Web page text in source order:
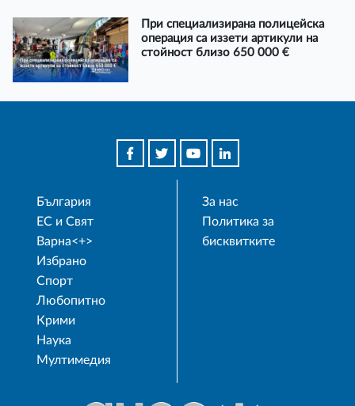
При специализирана полицейска
операция са иззети артикули на
стойност близо 650 000 €
България
ЕС и Свят
Варна<+>
Избрано
Спорт
Любопитно
Крими
Наука
Мултимедия
За нас
Политика за
бисквитките